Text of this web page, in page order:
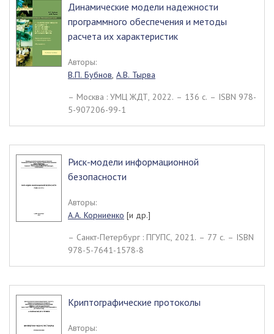
Динамические модели надежности
программного обеспечения и методы
расчета их характеристик
Авторы:
В.П. Бубнов, А.В. Тырва
– Москва : УМЦ ЖДТ, 2022. – 136 c. – ISBN 978-
5-907206-99-1
Риск-модели информационной
безопасности
Авторы:
А.А. Корниенко [и др.]
– Санкт-Петербург : ПГУПС, 2021. – 77 c. – ISBN
978-5-7641-1578-8
Криптографические протоколы
Авторы: